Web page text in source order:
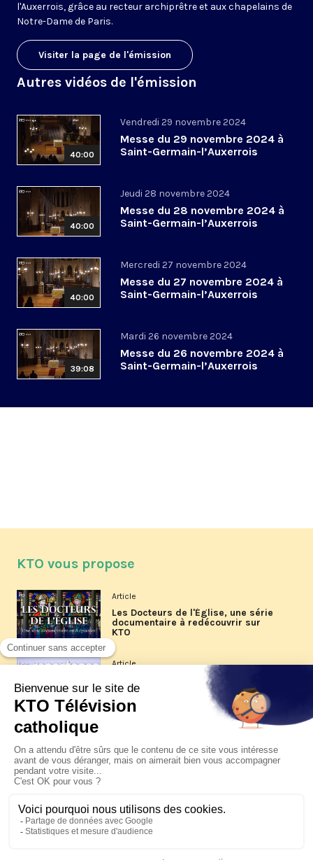
l'Auxerrois, grâce au recteur archiprêtre et aux chapelains de
Notre-Dame de Paris.
Visiter la page de l'émission
Autres vidéos de l'émission
40:00
Vendredi 29 novembre 2024
Messe du 29 novembre 2024 à
Saint-Germain-l’Auxerrois
40:00
Jeudi 28 novembre 2024
Messe du 28 novembre 2024 à
Saint-Germain-l’Auxerrois
40:00
Mercredi 27 novembre 2024
Messe du 27 novembre 2024 à
Saint-Germain-l’Auxerrois
39:08
Mardi 26 novembre 2024
Messe du 26 novembre 2024 à
Saint-Germain-l’Auxerrois
KTO vous propose
Article
Les Docteurs de l'Église, une série
documentaire à redécouvrir sur
KTO
Article
Les reportages d'été 2026 de KTO
La visite pastorale du pape Léon
XIV à Assise à suivre sur KTO le
jeudi 6 août
Le pape en Uruguay, Argentine et
Pérou du 6 au 17 novembre 2026